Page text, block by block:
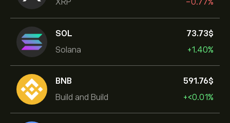
SOL
Solana
73.73‎$‎
+1.40%
BNB
Build and Build
591.76‎$‎
+‎<‎0.01%